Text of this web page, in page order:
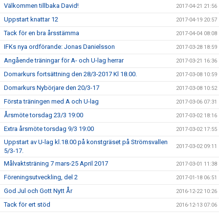
Välkommen tillbaka David! 2017-04-21 21:56
Uppstart knattar 12 2017-04-19 20:57
Tack för en bra årsstämma 2017-04-04 08:08
IFKs nya ordförande: Jonas Danielsson 2017-03-28 18:59
Angående träningar för A- och U-lag herrar 2017-03-21 16:36
Domarkurs fortsättning den 28/3-2017 Kl 18.00. 2017-03-08 10:59
Domarkurs Nybörjare den 20/3-17 2017-03-08 10:52
Första träningen med A och U-lag 2017-03-06 07:31
Årsmöte torsdag 23/3 19:00 2017-03-02 18:16
Extra årsmöte torsdag 9/3 19:00 2017-03-02 17:55
Uppstart av U-lag kl.18.00 på konstgräset på Strömsvallen
5/3-17.
2017-03-02 09:11
Målvaktsträning 7 mars-25 April 2017 2017-03-01 11:38
Föreningsutveckling, del 2 2017-01-18 06:51
God Jul och Gott Nytt År 2016-12-22 10:26
Tack för ert stöd 2016-12-13 07:06